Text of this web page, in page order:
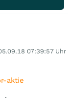
07:39:57 Uhr
aktie